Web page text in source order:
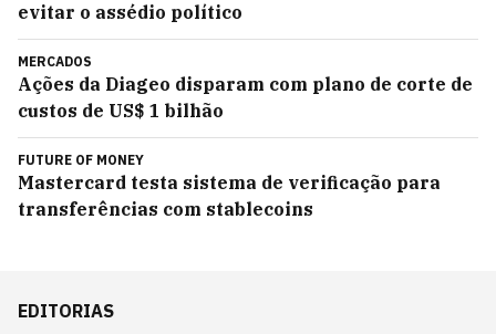
evitar o assédio político
MERCADOS
Ações da Diageo disparam com plano de corte de
custos de US$ 1 bilhão
FUTURE OF MONEY
Mastercard testa sistema de verificação para
transferências com stablecoins
EDITORIAS